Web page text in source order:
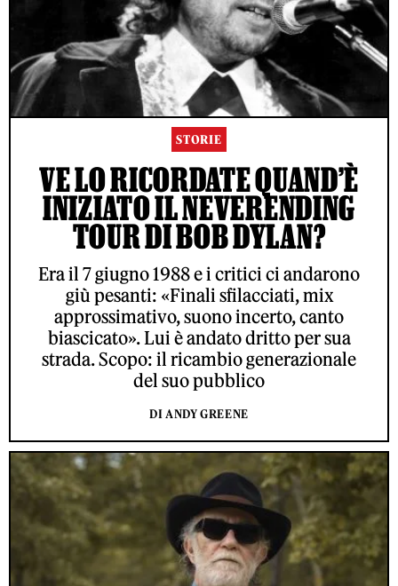
STORIE
VE LO RICORDATE QUAND’È
INIZIATO IL NEVERENDING
TOUR DI BOB DYLAN?
Era il 7 giugno 1988 e i critici ci andarono
giù pesanti: «Finali sfilacciati, mix
approssimativo, suono incerto, canto
biascicato». Lui è andato dritto per sua
strada. Scopo: il ricambio generazionale
del suo pubblico
DI ANDY GREENE